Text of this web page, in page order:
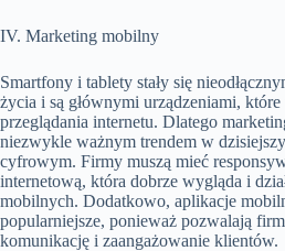
IV. Marketing mobilny
Smartfony i tablety stały się
życia i są głównymi urządzeniami,
przeglądania internetu. Dlatego
niezwykle ważnym trendem w
cyfrowym. Firmy muszą mieć
internetową, która dobrze wygląda i
mobilnych. Dodatkowo, aplikacje
popularniejsze, ponieważ pozwalają
komunikację i zaangażowanie klientów.